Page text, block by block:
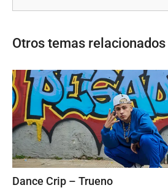
Otros temas relacionados
Dance Crip – Trueno